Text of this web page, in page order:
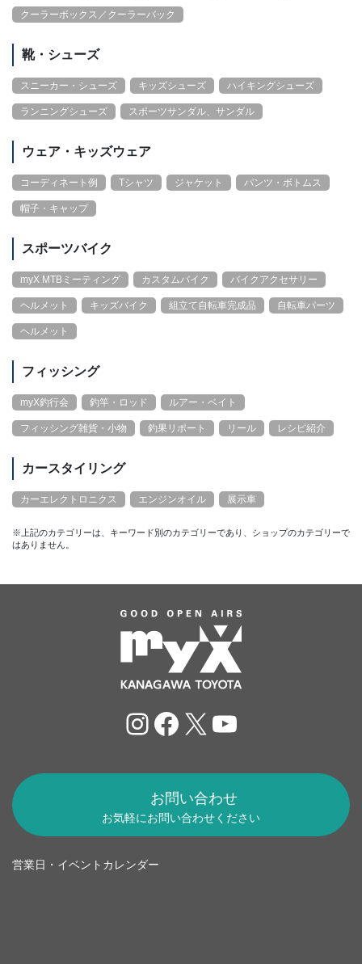
クーラーボックス／クーラーバック
靴・シューズ
スニーカー・シューズ キッズシューズ ハイキングシューズ
ランニングシューズ スポーツサンダル、サンダル
ウェア・キッズウェア
コーディネート例 Tシャツ ジャケット パンツ・ボトムス
帽子・キャップ
スポーツバイク
myX MTBミーティング カスタムバイク バイクアクセサリー
ヘルメット キッズバイク 組立て自転車完成品 自転車パーツ
ヘルメット
フィッシング
myX釣行会 釣竿・ロッド ルアー・ベイト
フィッシング雑貨・小物 釣果リポート リール レシピ紹介
カースタイリング
カーエレクトロニクス エンジンオイル 展示車
※上記のカテゴリーは、キーワード別のカテゴリーであり、ショップのカテゴリーで
はありません。
Instagram
Facebook
X YouTube
お問い合わせ
お気軽にお問い合わせください
営業日・イベントカレンダー